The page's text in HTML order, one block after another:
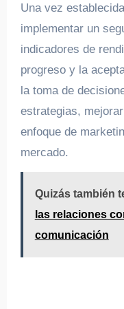
Una vez
implementar un
indicadores de
progreso y la
la toma de
estrategias,
enfoque de
mercado.
Quizás también
las relaciones
comunicación